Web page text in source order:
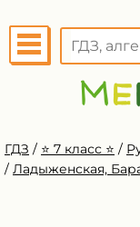
ГДЗ / ⭐️ 7 класс ⭐️ /
/ Ладыженская,